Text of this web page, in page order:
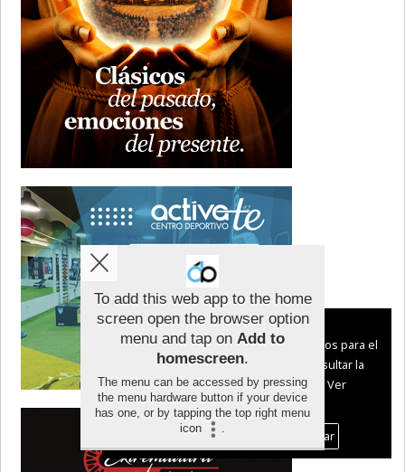
To add this web app to the home
screen open the browser option
menu and tap on Add to
homescreen.
The menu can be accessed by pressing
the menu hardware button if your device
has one, or by tapping the top right menu
icon
.
Aviso sobre el Uso de cookies:
Utilizamos cookies nuestras y de terceros para el
funcionamiento del digital. Puedes consultar la
lista de cookies y como desconectarlas.
Ver
nuestra Política de Privacidad y Cookies
Aceptar Cookies
Personalizar